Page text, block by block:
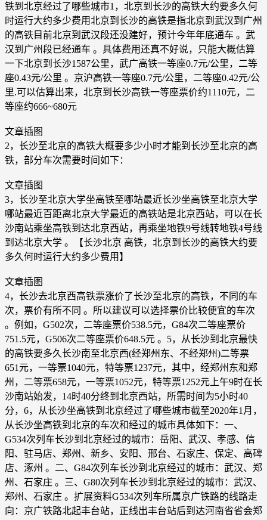
铁到北京经过了哪些城市1，北京到长沙的高铁大约要多久何
时运行大约多少费用北京到长沙的高铁是指北京到武汉到广州
的高铁目前北京到武汉段还没建好，预计今年年底通车 。武
汉到广州段已经通车 。具体费用还真不好说，只能大概估算
一下北京到长沙1587公里，武广高铁一等座0.7元/公里，二等
座0.43元/公里 。京沪高铁一等座0.7元/公里，二等座0.42元/公
里.可以估算出来，北京到长沙高铁一等座票价约1110元，二
等座约666~680元
文章插图
2，长沙至北京的高铁大概要多少小时才能到长沙至北京的高
铁，部分车次需要时间如下：
文章插图
3，长沙至北京大学坐高铁至哪站最近长沙坐高铁至北京大学
哪站最近百距离北京大学最近的高铁站是北京西站，可以在长
沙南站乘坐高铁到达北京西站，再乘坐地铁9号线转地铁4号线
到达北京大学 。【长沙北京 高铁，北京到长沙的高铁大约要
多久何时运行大约多少费用】
文章插图
4，长沙去北京西高铁票涨价了长沙至北京的高铁，不同的车
次，票价有所不同 。所以建议可以选择票价比较便宜的车次
。例如，G502次，二等座票价538.5元，G84次二等座票价
751.5元，G506次二等座票价648.5元 。5，从长沙到北京最快
的高铁要多久长沙南至北京西(经郑州东、不经郑州)二等票
651元，一等票1040元，特等票1237元，其中，经郑州东和郑
州，二等票658元，一等票1052元，特等票1252元上午9时在长
沙南站始发，14时40分终到北京西站，所需时间为5小时40
分，6，从长沙坐高铁到北京经过了哪些城市截至2020年1月，
从长沙坐高铁到北京的车次和经过的城市具体如下：一、
G534次列车长沙到北京经过的城市：岳阳、武汉、孝感、信
阳、驻马店、郑州、新乡、安阳、邢台、石家庄、保定、高碑
店、涿州 。二、G84次列车长沙到北京经过的城市：武汉、郑
州、石家庄 。三、G80次列车长沙到北京经过的城市：武汉、
郑州、石家庄 。扩展资料G534次列车所属京广铁路的线路走
向：京广铁路北起丰台站，正线出丰台站后到达河南省省会郑